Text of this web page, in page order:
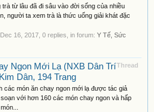
từ lâu đã đi sâu vào đời sống của nhiều
người ta xem trà là thức uống giải khát đặc
Dec 16, 2017 , 0 replies, in forum: Y Tế, Sức
Thread
Ngon Mới Lạ (NXB Dân Trí
Dân, 194 Trang
các món ăn chay ngon mới lạ được tác giả
với hơn 160 các món chay ngon và hấp